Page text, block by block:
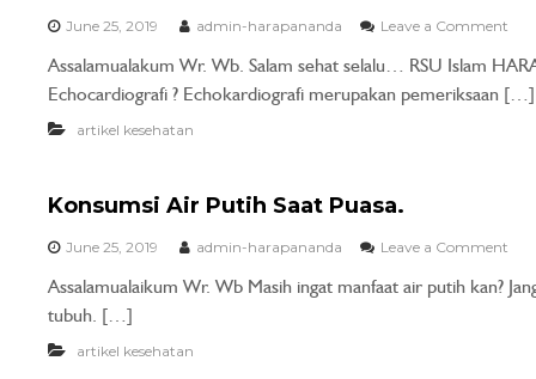
June 25, 2019 admin-harapananda Leave a Comment
Assalamualakum Wr. Wb. Salam sehat selalu… RSU Islam
Echocardiografi ? Echokardiografi merupakan pemeriksaan […]
artikel kesehatan
Konsumsi Air Putih Saat Puasa.
June 25, 2019 admin-harapananda Leave a Comment
Assalamualaikum Wr. Wb Masih ingat manfaat air putih kan?
tubuh. […]
artikel kesehatan